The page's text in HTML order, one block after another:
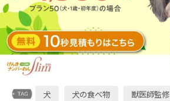
犬 犬の食べ物 獣医師監修